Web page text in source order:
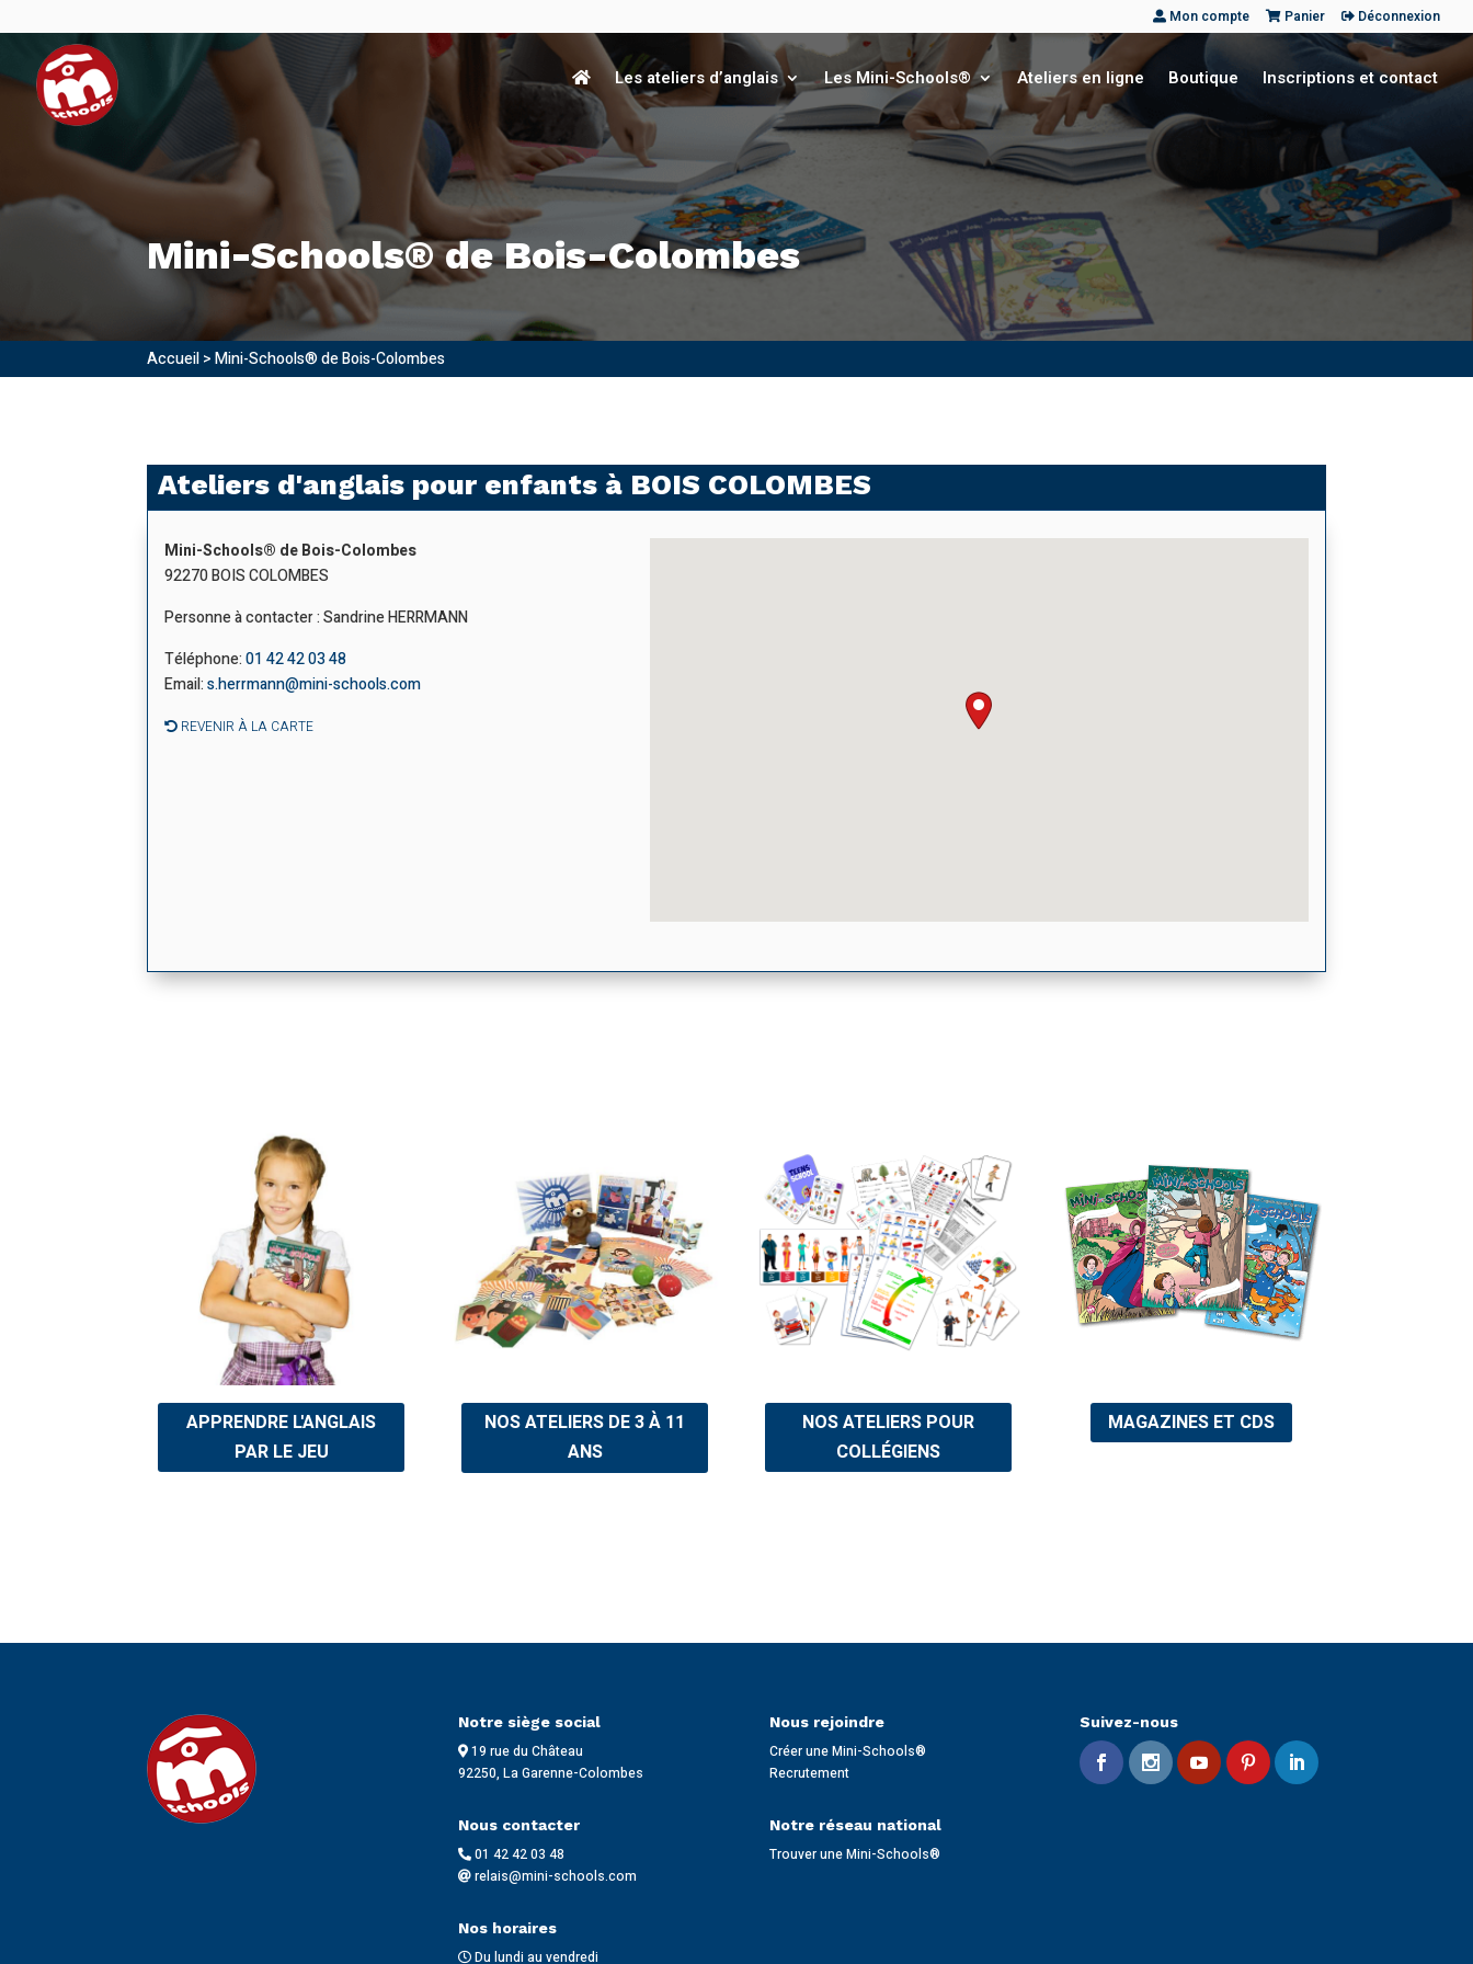
Mon compte Panier Déconnexion
Les ateliers d’anglais Les Mini-Schools® Ateliers en ligne Boutique Inscriptions et contact
Mini-Schools® de Bois-Colombes
Accueil>Mini-Schools® de Bois-Colombes
Ateliers d'anglais pour enfants à BOIS COLOMBES
Mini-Schools® de Bois-Colombes
92270BOIS COLOMBES
Personne à contacter : Sandrine HERRMANN
Téléphone:01 42 42 03 48
Email:s.herrmann@mini-schools.com
REVENIR À LA CARTE
APPRENDRE L'ANGLAIS
PAR LE JEU
NOS ATELIERS DE 3 À 11
ANS
NOS ATELIERS POUR
COLLÉGIENS
MAGAZINES ET CDS
Notre siège social
19 rue du Château
92250, La Garenne-Colombes
Nous contacter
01 42 42 03 48
relais@mini-schools.com
Nos horaires
Du lundi au vendredi
Nous rejoindre
Créer une Mini-Schools®
Recrutement
Notre réseau national
Trouver une Mini-Schools®
Suivez-nous